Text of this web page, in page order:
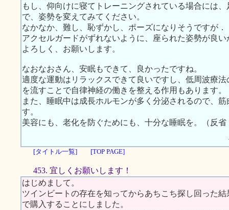
もし、仰向けに寝てトレーニングされている場合には
で、姿勢を変えてみてください。
なかなか、難し、恥ずかし、ポーズになりそうですが．
アクセルガードがずれないように、座られた姿勢が良
よろしく、お願いします。
なおなおさん、安眠もできて、良かったですね。
適度な運動はリラックスできて良いですし、低周波療
を流すことで自律神経の働きを整える作用もあります。
また、睡眠中は成長ホルモンが多く分泌されるので、
す。
美容にも、老化を防ぐためにも、十分な睡眠を。（反省
[タイトル一覧]
[TOP PAGE]
453. 宜しくお願いします！
はじめまして。
ツインビートの存在を知ってからあちこち探し回った
で購入することにしました。